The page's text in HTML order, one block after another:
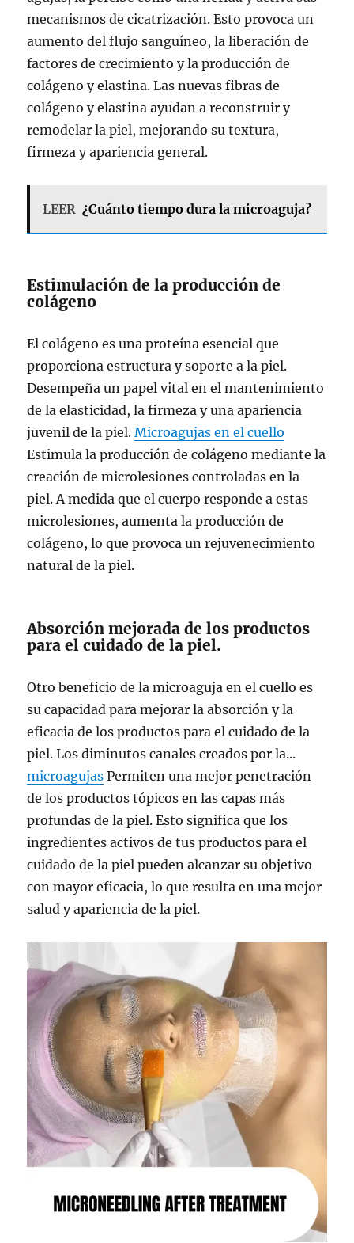
mecanismos de cicatrización. Esto provoca un
aumento del flujo sanguíneo, la liberación de
factores de crecimiento y la producción de
colágeno y elastina. Las nuevas fibras de
colágeno y elastina ayudan a reconstruir y
remodelar la piel, mejorando su textura,
firmeza y apariencia general.
LEER ¿Cuánto tiempo dura la microaguja?
Estimulación de la producción de
colágeno
El colágeno es una proteína esencial que
proporciona estructura y soporte a la piel.
Desempeña un papel vital en el mantenimiento
de la elasticidad, la firmeza y una apariencia
juvenil de la piel.Microagujas en el cuello
Estimula la producción de colágeno mediante la
creación de microlesiones controladas en la
piel. A medida que el cuerpo responde a estas
microlesiones, aumenta la producción de
colágeno, lo que provoca un rejuvenecimiento
natural de la piel.
Absorción mejorada de los productos
para el cuidado de la piel.
Otro beneficio de la microaguja en el cuello es
su capacidad para mejorar la absorción y la
eficacia de los productos para el cuidado de la
piel. Los diminutos canales creados por la...
microagujas Permiten una mejor penetración
de los productos tópicos en las capas más
profundas de la piel. Esto significa que los
ingredientes activos de tus productos para el
cuidado de la piel pueden alcanzar su objetivo
con mayor eficacia, lo que resulta en una mejor
salud y apariencia de la piel.